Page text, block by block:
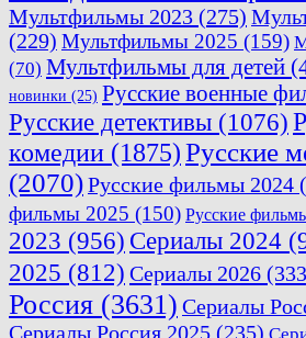
Мультфильмы 2023 (275)
(229) Мультфильмы 2025 (159)
(70) Мультфильмы для детей
новинки (25) Русские военные
Русские детективы (1076)
комедии (1875)Русские
(2070)Русские фильмы 2024
фильмы 2025 (150) Русские
2023 (956) Сериалы 2024
2025 (812) Сериалы 2026
Россия (3631) Сериалы
Сериалы Россия 2025 (235)